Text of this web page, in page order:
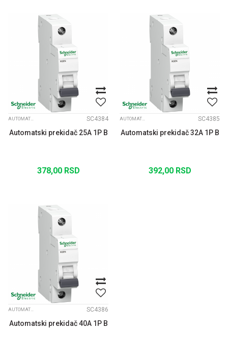
AUTOMATSKI OSIGURAČI K60N B JEDNOPOLNI SC4384
Automatski prekidač 25A 1P B
378,00 RSD
AUTOMATSKI OSIGURAČI K60N B JEDNOPOLNI SC4385
Automatski prekidač 32A 1P B
392,00 RSD
AUTOMATSKI OSIGURAČI K60N B JEDNOPOLNI SC4386
Automatski prekidač 40A 1P B